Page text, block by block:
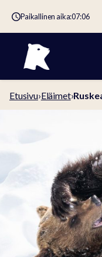
Paikallinen aika:07:06
Etusivu›Eläimet›